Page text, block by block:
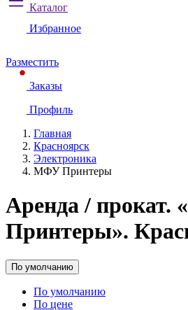
Каталог
Избранное
Разместить
Заказы
Профиль
Главная
Красноярск
Электроника
МФУ Принтеры
Аренда /
Принтеры».
По умолчанию
По умолчанию
По цене